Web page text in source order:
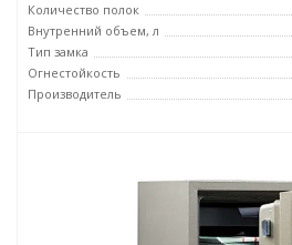
Количество полок
Внутренний объем, л
Тип замка
Огнестойкость
Производитель